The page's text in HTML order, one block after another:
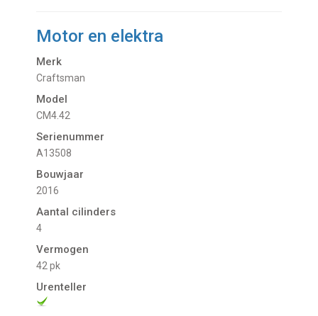
Motor en elektra
Merk
Craftsman
Model
CM4.42
Serienummer
A13508
Bouwjaar
2016
Aantal cilinders
4
Vermogen
42 pk
Urenteller